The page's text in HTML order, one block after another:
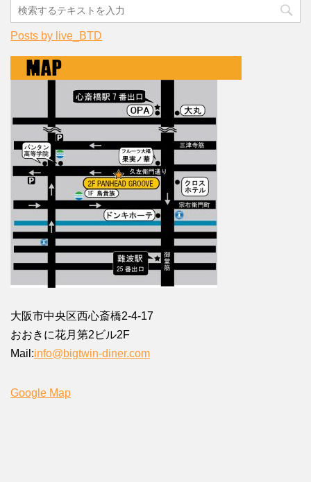
Posts by live_BTD
大阪市中央区西心斎橋2-4-17
おおきに花月第2ビル2F
Mail:info@bigtwin-diner.com
Google Map